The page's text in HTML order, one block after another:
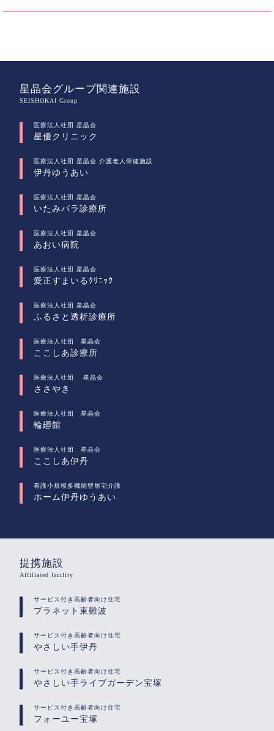
星晶会グループ関連施設
SEISHOKAI Group
医療法人社団 星晶会
星優クリニック
医療法人社団 星晶会 介護老人保健施設
伊丹ゆうあい
医療法人社団 星晶会
いたみバラ診療所
医療法人社団 星晶会
あおい病院
医療法人社団 星晶会
愛正すまいるｸﾘﾆｯｸ
医療法人社団 星晶会
ふるさと透析診療所
医療法人社団 星晶会
ここしあ診療所
医療法人社団 星晶会
ささやき
医療法人社団 星晶会
輪廻館
医療法人社団 星晶会
ここしあ伊丹
看護小規模多機能型居宅介護
ホーム伊丹ゆうあい
提携施設
Affiliated facility
サービス付き高齢者向け住宅
プラネット東難波
サービス付き高齢者向け住宅
やさしい手伊丹
サービス付き高齢者向け住宅
やさしい手ライブガーデン宝塚
サービス付き高齢者向け住宅
フォーユー宝塚